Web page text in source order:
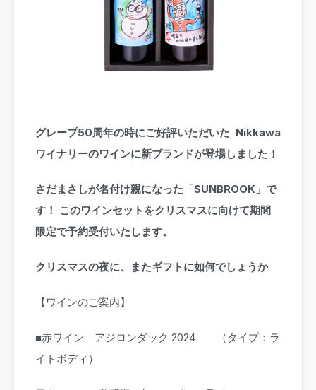
グレープ50周年の時にご好評いただいた Nikkawa
ワイナリーのワインに新ブランドが登場しました！
さだまさしが名付け親になった「SUNBROOK」で
す！ このワインセットをクリスマスに向けて期間
限定で予約受付いたします。
クリスマスの夜に、またギフトに如何でしょうか
【ワインのご案内】
■赤ワイン アジロンダック 2024 （タイプ：ラ
イトボディ）